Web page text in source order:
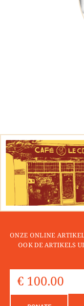
ONZE ONLINE
OOK DE ARTIKELS